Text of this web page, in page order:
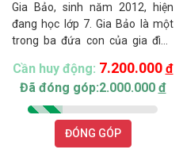
Gia Bảo, sinh năm 2012, hiện
đang học lớp 7. Gia Bảo là một
trong ba đứa con của gia đình
Thương, sống tại Thôn Hiệp
Nhơn, xã Tân Thuận, huyện Hàm
Thuận Nam, tỉnh Bình Thuận.
Gia đình anh Khôi, vốn quê ở
Quảng Trị, đã phải rời quê hương
Cần huy động: 7.200.000 đ
Đã đóng góp:2.000.000 đ
ĐÓNG GÓP